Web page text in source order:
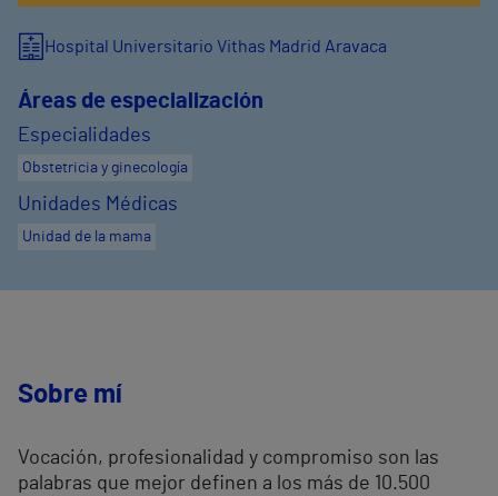
Hospital Universitario Vithas Madrid Aravaca
Áreas de especialización
Especialidades
Obstetricia y ginecología
Unidades Médicas
Unidad de la mama
Sobre mí
Vocación, profesionalidad y compromiso son las
palabras que mejor definen a los más de 10.500